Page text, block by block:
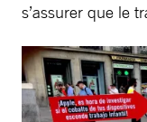
s’assurer que le